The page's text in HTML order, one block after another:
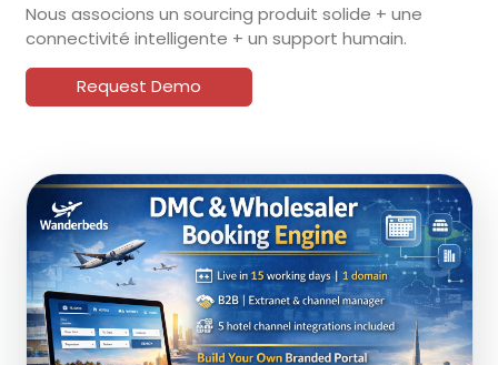
Nous associons un sourcing produit solide + une
connectivité intelligente + un support humain.
Request Demo